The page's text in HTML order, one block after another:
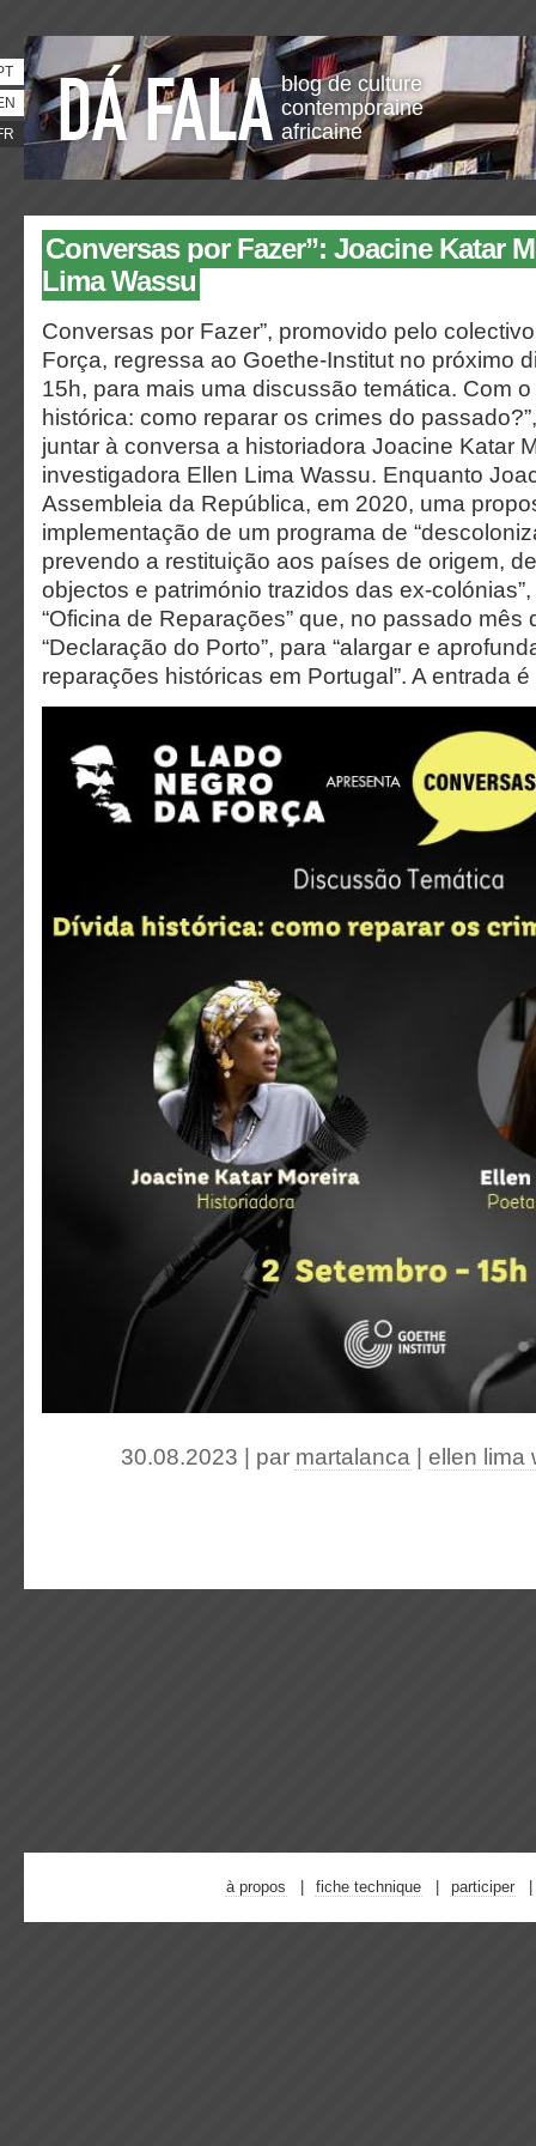
blog de culture
contemporaine
africaine
Conversas por Fazer”: Joacine Katar
Lima Wassu
Conversas por Fazer”, promovido pelo
Força, regressa ao Goethe-Institut no próximo
15h, para mais uma discussão temática. Com o
histórica: como reparar os crimes do
juntar à conversa a historiadora Joacine Katar
investigadora Ellen Lima Wassu. Enquanto
Assembleia da República, em 2020, uma
implementação de um programa de
prevendo a restituição aos países de origem,
objectos e património trazidos das ex-
“Oficina de Reparações” que, no passado mês
“Declaração do Porto”, para “alargar e
reparações históricas em Portugal”. A entrada é
30.08.2023 | par martalanca ellen lima
à propos fiche technique participer